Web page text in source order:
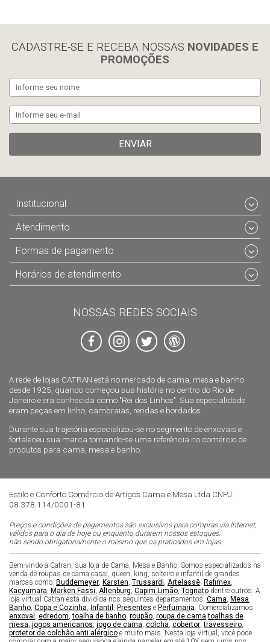
CADASTRE-SE E RECEBA NOSSAS NOVIDADES E
PROMOÇÕES
ENVIAR
A rede de lojas CATRAN está no mercado de cama, mesa e banho
desde 1925, quando começou sua história no centro do Rio de
Janeiro e era conhecida como "Rei dos Linhos". Sua especialidade
eram peças em linho, cambraias, rendas e bordados.
Durante sua trajetória especializou-se no segmento de enxovais e
fortaleceu sua marca tornando-se uma referência no comércio de
produtos para cama, mesa e banho.
Institucional
Atendimento
Formas de pagamento
Horários de atendimento
NOSSAS REDES SOCIAIS
Estilo e Conforto Comércio de Artigos Cama e Mesa Ltda CNPJ:
08.378.114/0001-81
Preços e condições de pagamentos são exclusivos para compras via Internet,
válidos para o dia de hoje ou enquanto durarem nossos estoques,
não sendo obrigatoriamente o mesmo que os praticados em lojas.
Bem-vindo à Catran, sua loja de Cama, Mesa e Banho. Somos especializados na
venda de roupas de cama casal, queen, king, solteiro e infantil de grandes
marcas como: Buddemeyer Karsten Trussardi Artelassê Rafimex
Kacyumara Marken Fassi Altenburg Capim Limão Tognato dentre outros. A
loja virtual Catran está dividida nos seguintes departamentos: Cama Mesa
Banho Copa e Cozinha Infantil Presentes e Perfumaria . Comercializamos
enxoval
edredom ,toalha de banho roupão roupa de cama ,toalhas de
mesa jogos americanos jogo de cama colcha cobertor ,travesseiro
protetor de colchão anti alérgico e muito mais. Nesta loja virtual, você pode